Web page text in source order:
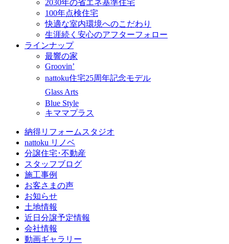
2030年の省エネ基準住宅
100年点検住宅
快適な室内環境へのこだわり
生涯続く安心のアフターフォロー
ラインナップ
最響の家
Groovin’
nattoku住宅25周年記念モデル
Glass Arts
Blue Style
キママプラス
納得リフォームスタジオ
nattoku リノベ
分譲住宅･不動産
スタッフブログ
施工事例
お客さまの声
お知らせ
土地情報
近日分譲予定情報
会社情報
動画ギャラリー